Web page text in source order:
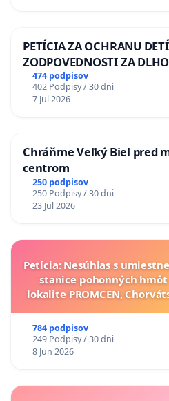
PETÍCIA ZA OCHRANU
ZODPOVEDNOSTI ZA
A ZLYHANIE ŠTÁTU
474 podpisov
402 Podpisy / 30 dni
7 Jul 2026
Chráňme Veľký Biel pred
centrom
250 podpisov
250 Podpisy / 30 dni
23 Jul 2026
Petícia: Nesúhlas s
stanice pohonných
lokalite PROMCEN,
784 podpisov
249 Podpisy / 30 dni
8 Jun 2026